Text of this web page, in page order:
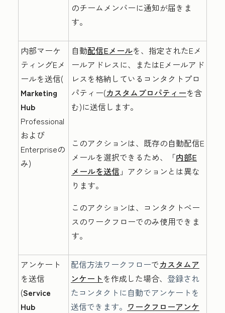
のチームメンバーに通知が届きま
す。
内部マーケ
ティングEメ
ールを送信(
Marketing
Hub
Professional
および
Enterpriseの
み)
自動配信Eメールを、指定されたEメ
ールアドレスに、またはEメールアド
レスを格納しているコンタクトプロ
パティー(カスタムプロパティーを含
む)に送信します。
このアクションは、 既存の自動配信E
メールを選択できるため、「内部E
メールを送信 」アクションとは異な
ります。
このアクションは、コンタクトベー
スのワークフローでのみ使用できま
す。
アンケート
を送信
(Service
Hub
配信方法ワークフローでカスタムア
ンケートを作成した場合、 登録され
たコンタクトに自動でアンケートを
送信できます。 ワークフローアンケ